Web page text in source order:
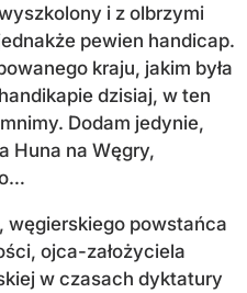
i z olbrzymi
pewien handicap.
kraju, jakim była
dzisiaj, w ten
Dodam jedynie,
Huna na Węgry,
węgierskiego powstańca
ojca-założyciela
w czasach dyktatury